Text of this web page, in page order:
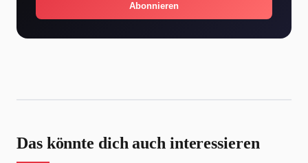
Abonnieren
Das könnte dich auch interessieren